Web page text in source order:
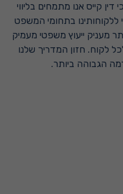
קייס אנו מתמחים בליווי
בתחומי המשפט
מעניק ייעוץ משפטי מעמיק
לקוח. חזון המדריך שלנו
הגבוהה ביותר.